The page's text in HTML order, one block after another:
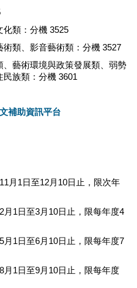
類：分機 3525
類、影音藝術類：分機 3527
藝術環境與政策發展類、弱勢
族類：分機 3601
補助資訊平台
月1日至12月10日止，限次年
1日至3月10日止，限每年度4
1日至6月10日止，限每年度7
1日至9月10日止，限每年度